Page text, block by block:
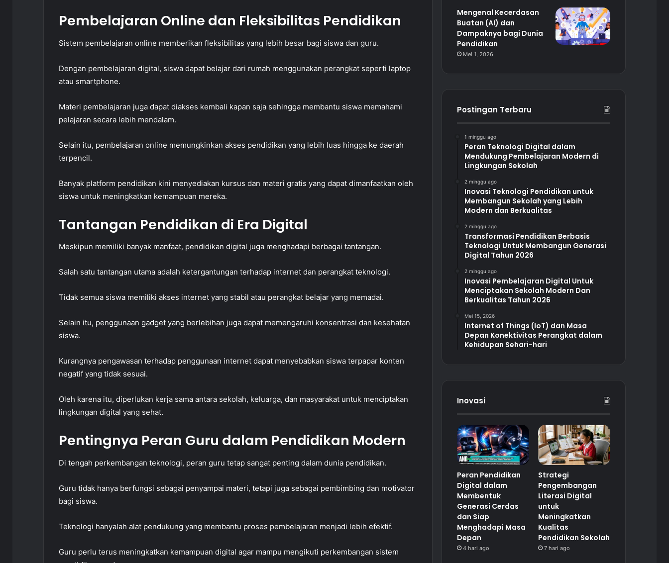
Pembelajaran Online dan Fleksibilitas Pendidikan
Sistem pembelajaran online memberikan fleksibilitas yang lebih besar bagi siswa dan guru.
Dengan pembelajaran digital, siswa dapat belajar dari rumah menggunakan perangkat seperti laptop
atau smartphone.
Materi pembelajaran juga dapat diakses kembali kapan saja sehingga membantu siswa memahami
pelajaran secara lebih mendalam.
Selain itu, pembelajaran online memungkinkan akses pendidikan yang lebih luas hingga ke daerah
terpencil.
Banyak platform pendidikan kini menyediakan kursus dan materi gratis yang dapat dimanfaatkan oleh
siswa untuk meningkatkan kemampuan mereka.
Tantangan Pendidikan di Era Digital
Meskipun memiliki banyak manfaat, pendidikan digital juga menghadapi berbagai tantangan.
Salah satu tantangan utama adalah ketergantungan terhadap internet dan perangkat teknologi.
Tidak semua siswa memiliki akses internet yang stabil atau perangkat belajar yang memadai.
Selain itu, penggunaan gadget yang berlebihan juga dapat memengaruhi konsentrasi dan kesehatan
siswa.
Kurangnya pengawasan terhadap penggunaan internet dapat menyebabkan siswa terpapar konten
negatif yang tidak sesuai.
Oleh karena itu, diperlukan kerja sama antara sekolah, keluarga, dan masyarakat untuk menciptakan
lingkungan digital yang sehat.
Pentingnya Peran Guru dalam Pendidikan Modern
Di tengah perkembangan teknologi, peran guru tetap sangat penting dalam dunia pendidikan.
Guru tidak hanya berfungsi sebagai penyampai materi, tetapi juga sebagai pembimbing dan motivator
bagi siswa.
Teknologi hanyalah alat pendukung yang membantu proses pembelajaran menjadi lebih efektif.
Guru perlu terus meningkatkan kemampuan digital agar mampu mengikuti perkembangan sistem
Mengenal Kecerdasan
Buatan (AI) dan
Dampaknya bagi Dunia
Pendidikan
Mei 1, 2026
Postingan Terbaru
1 minggu ago
Peran Teknologi Digital dalam
Mendukung Pembelajaran Modern di
Lingkungan Sekolah
2 minggu ago
Inovasi Teknologi Pendidikan untuk
Membangun Sekolah yang Lebih
Modern dan Berkualitas
2 minggu ago
Transformasi Pendidikan Berbasis
Teknologi Untuk Membangun Generasi
Digital Tahun 2026
2 minggu ago
Inovasi Pembelajaran Digital Untuk
Menciptakan Sekolah Modern Dan
Berkualitas Tahun 2026
Mei 15, 2026
Internet of Things (IoT) dan Masa
Depan Konektivitas Perangkat dalam
Kehidupan Sehari-hari
Inovasi
Peran Pendidikan
Digital dalam
Membentuk
Generasi Cerdas
dan Siap
Menghadapi Masa
Depan
4 hari ago
Strategi
Pengembangan
Literasi Digital
untuk
Meningkatkan
Kualitas
Pendidikan Sekolah
7 hari ago